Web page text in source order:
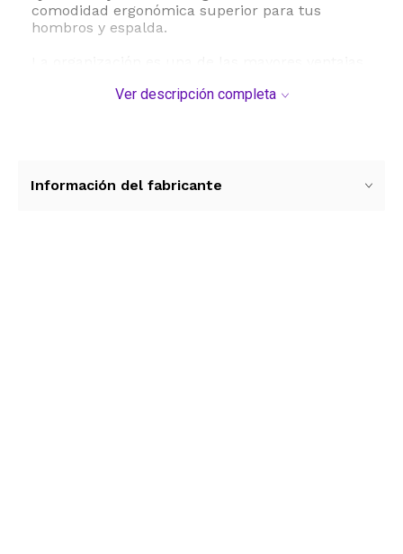
comodidad ergonómica superior para tus
hombros y espalda.
compartimentos y 7 bolsillos de utilidad que te
pulgadas, manteniéndolas seguras contra
Ver descripción completa
Información del fabricante